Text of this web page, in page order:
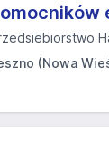
(Nowa